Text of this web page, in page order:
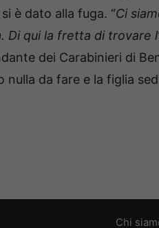
è dato alla fuga. “Ci
Di qui la fretta di trovare
dei Carabinieri di
nulla da fare e la figlia
Chi